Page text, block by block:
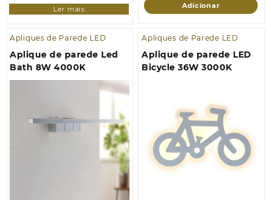
Ler mais Adicionar
Apliques de Parede LED
Aplique de parede Led
Bath 8W 4000K
Apliques de Parede LED
Aplique de parede LED
Bicycle 36W 3000K